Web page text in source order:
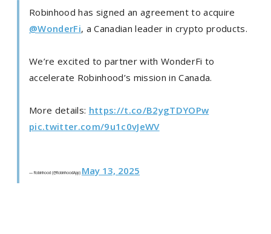
Robinhood has signed an agreement to acquire
@WonderFi, a Canadian leader in crypto products.
We’re excited to partner with WonderFi to
accelerate Robinhood’s mission in Canada.
More details: https://t.co/B2ygTDYOPw
pic.twitter.com/9u1c0vJeWV
— Robinhood (@RobinhoodApp) May 13, 2025